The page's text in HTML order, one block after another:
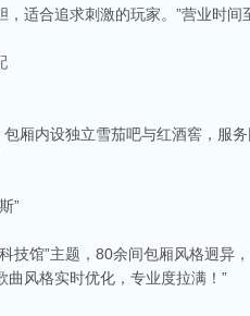
，适合追求刺激的玩家。”营业时
包厢内设独立雪茄吧与红酒窖，
”
技馆”主题，80余间包厢风格迥
风格实时优化，专业度拉满！”